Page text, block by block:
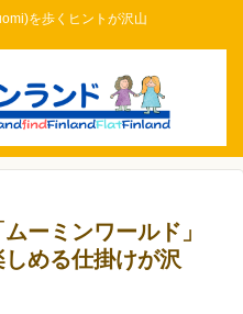
を歩くヒントが沢山
ーミンワールド」
める仕掛けが沢